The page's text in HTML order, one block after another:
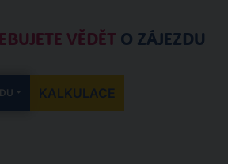
VĚDĚT O ZÁJEZDU
KALKULACE